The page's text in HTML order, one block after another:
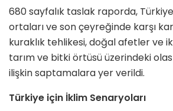
680 sayfalık taslak raporda,
ortaları ve son çeyreğinde karşı
kuraklık tehlikesi, doğal afetler ve
tarım ve bitki örtüsü üzerindeki
ilişkin saptamalara yer verildi.
Türkiye için İklim Senaryoları